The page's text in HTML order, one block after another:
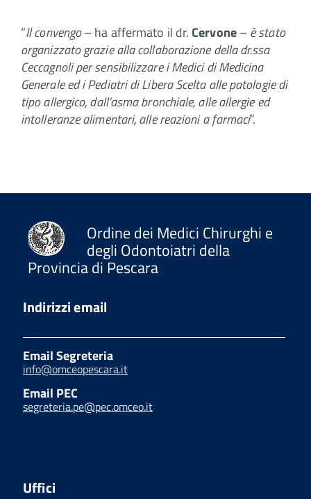
“Il convengo– ha affermato il dr.Cervone–è stato
organizzato grazie alla collaborazione della dr.ssa
Ceccagnoli per sensibilizzare i Medici di Medicina
Generale ed i Pediatri di Libera Scelta alle patologie di
tipo allergico, dall’asma bronchiale, alle allergie ed
intolleranze alimentari, alle reazioni a farmaci”.
Ordine dei Medici Chirurghi e
degli Odontoiatri della
Provincia di Pescara
Indirizzi email
Email Segreteria
info@omceopescara.it
Email PEC
segreteria.pe@pec.omceo.it
Uffici